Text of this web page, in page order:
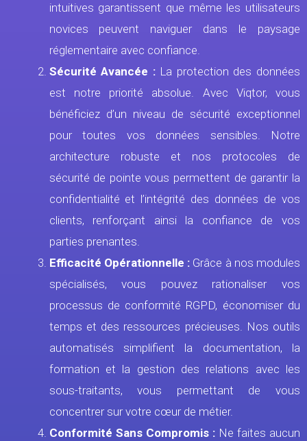
intuitives garantissent que même les utilisateurs
novices peuvent naviguer dans le paysage
réglementaire avec confiance.
Sécurité Avancée :La protection des données
est notre priorité absolue. Avec Viqtor, vous
bénéficiez d’un niveau de sécurité exceptionnel
pour toutes vos données sensibles. Notre
architecture robuste et nos protocoles de
sécurité de pointe vous permettent de garantir la
confidentialité et l’intégrité des données de vos
clients, renforçant ainsi la confiance de vos
parties prenantes.
Efficacité Opérationnelle : Grâce à nos modules
spécialisés, vous pouvez rationaliser vos
processus de conformité RGPD, économiser du
temps et des ressources précieuses. Nos outils
automatisés simplifient la documentation, la
formation et la gestion des relations avec les
sous-traitants, vous permettant de vous
concentrer sur votre cœur de métier.
Conformité Sans Compromis :Ne faites aucun